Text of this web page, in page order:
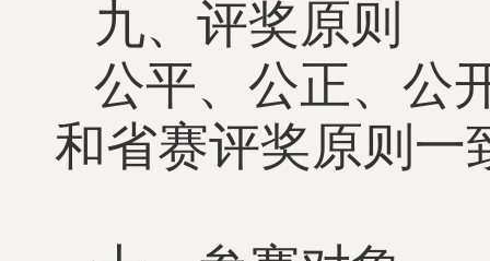
九、评奖原则
公平、公正、公
和省赛评奖原则一